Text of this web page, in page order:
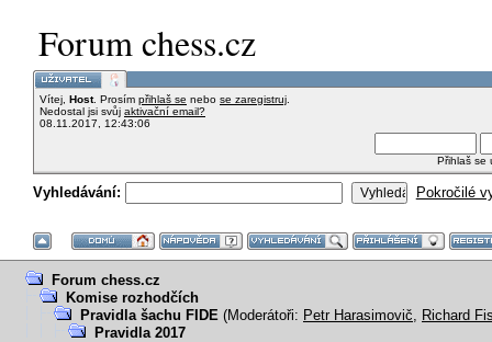
Forum chess.cz
Vítej, Host. Prosím přihlaš se nebo se zaregistruj
Nedostal jsi svůj aktivační email?
08.11.2017, 12:43:06
Přihlaš se
Vyhledávání: Pokročilé
Forum chess.cz
Komise rozhodčích
Pravidla šachu FIDE (Moderátoři: Petr Harasimovič, Richard
Pravidla 2017